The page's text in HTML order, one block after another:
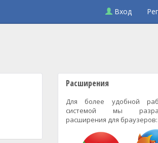
Вход
Расширения
Для более удобной
системой мы
расширения для браузеров: